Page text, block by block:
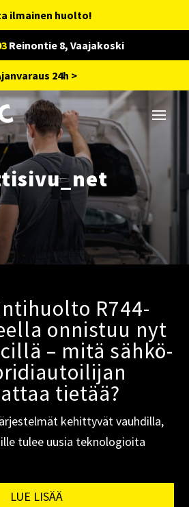
ilmainen huolto!
Reinontie 8, Vaajakoski
24h >
R744-
onnistuu nyt
– mitä sähkö-
tietää?
kehittyvät vauhdilla,
tulee uusia teknologioita
LUE LISÄÄ